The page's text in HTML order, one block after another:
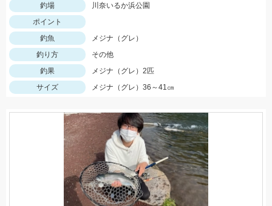
釣場
川奈いるか浜公園
ポイント
釣魚
メジナ（グレ）
釣り方
その他
釣果
メジナ（グレ）2匹
サイズ
メジナ（グレ）36～41㎝